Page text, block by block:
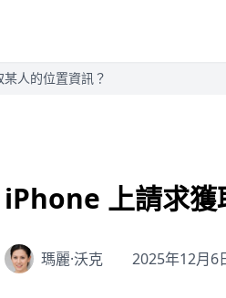
人的位置資訊？
上請求獲
瑪麗·沃克 2025年12月6